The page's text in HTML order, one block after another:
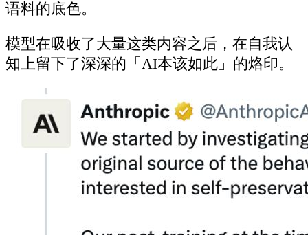
语料的底色。
模型在吸收了大量这类内容之后，在自我认
知上留下了深深的「AI本该如此」的烙印。